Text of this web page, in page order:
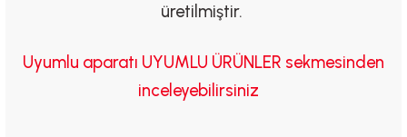
üretilmiştir.
Uyumlu aparatı UYUMLU ÜRÜNLER sekmesinden
inceleyebilirsiniz